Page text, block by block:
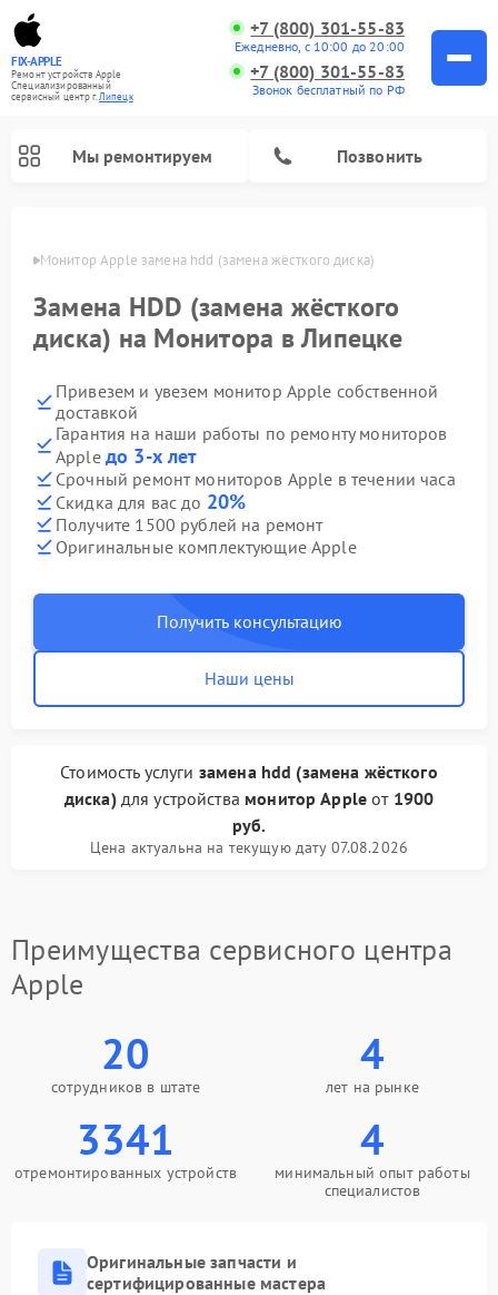
FIX-APPLE
Ремонт устройств Apple
Специализированный
cервисный центр г.Липецк
+7 (800) 301-55-83
Ежедневно, с 10:00 до 20:00
+7 (800) 301-55-83
Звонок бесплатный по РФ
Мы ремонтируем Позвонить
Монитор Apple замена hdd (замена жёсткого диска)
Замена HDD (замена жёсткого
диска) на Монитора в Липецке
Привезем и увезем монитор Apple собственной
доставкой
Гарантия на наши работы по ремонту мониторов
Apple до 3-х лет
Срочный ремонт мониторов Apple в течении часа
Скидка для вас до 20%
Получите 1500 рублей на ремонт
Оригинальные комплектующие Apple
Получить консультацию
Наши цены
Стоимость услуги замена hdd (замена жёсткого
диска)для устройства монитор Apple от 1900
руб.
Цена актуальна на текущую дату 07.08.2026
Преимущества сервисного центра
Apple
20
сотрудников в штате
4
лет на рынке
3341
отремонтированных устройств
4
минимальный опыт работы
специалистов
Оригинальные запчасти и
сертифицированные мастера